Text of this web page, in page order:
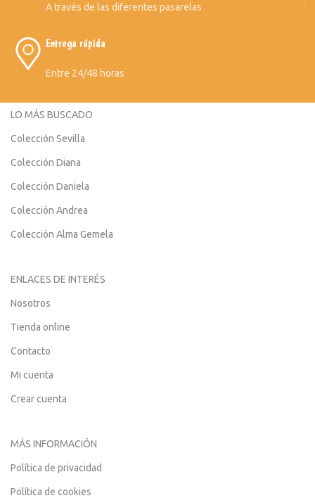
A través de las diferentes pasarelas
Entrega rápida
Entre 24/48 horas
LO MÁS BUSCADO
Colección Sevilla
Colección Diana
Colección Daniela
Colección Andrea
Colección Alma Gemela
ENLACES DE INTERÉS
Nosotros
Tienda online
Contacto
Mi cuenta
Crear cuenta
MÁS INFORMACIÓN
Política de privacidad
Política de cookies